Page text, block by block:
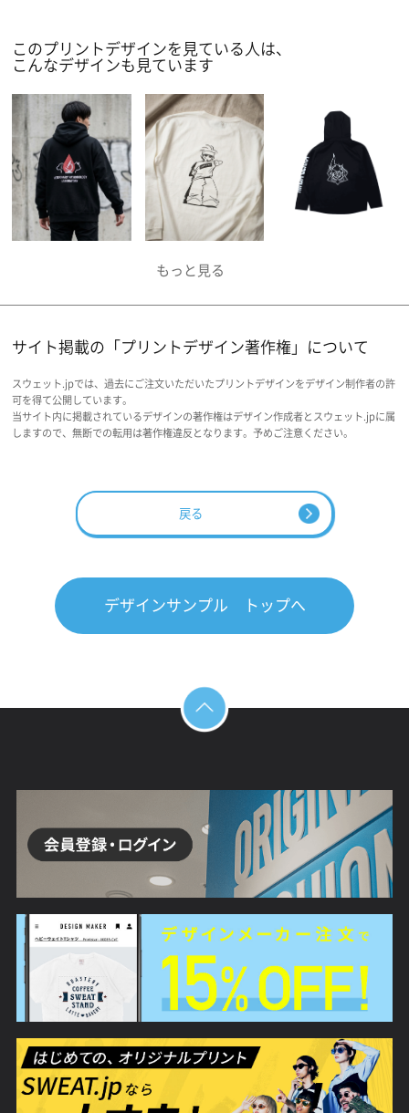
このプリントデザインを見ている人は、
こんなデザインも見ています
サイト掲載の「プリントデザイン著作権」について
スウェット.jpでは、過去にご注文いただいたプリントデザインをデザイン制作者の許
可を得て公開しています。
当サイト内に掲載されているデザインの著作権はデザイン作成者とスウェット.jpに属
しますので、無断での転用は著作権違反となります。予めご注意ください。
戻る
デザインサンプル トップへ